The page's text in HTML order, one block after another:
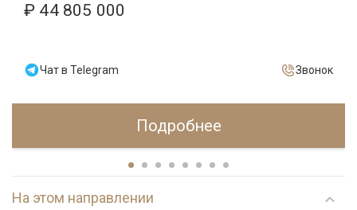
₽ 44 805 000
Чат в Telegram Звонок
Подробнее
На этом направлении